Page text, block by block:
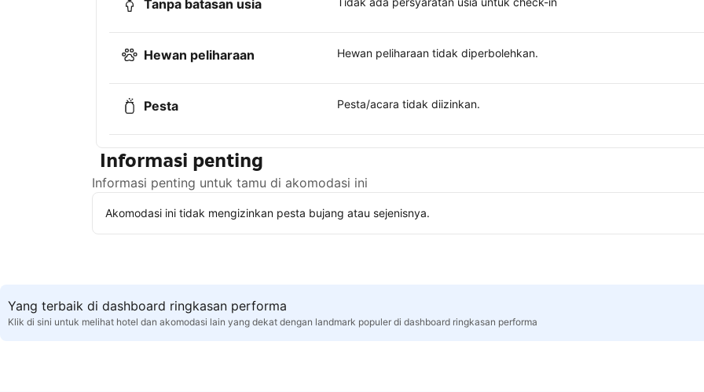
Tanpa batasan usia
Hewan peliharaan Hewan peliharaan tidak diperbolehkan.
Pesta Pesta/acara tidak diizinkan.
Informasi penting
Informasi penting untuk tamu di akomodasi ini
Akomodasi ini tidak mengizinkan pesta bujang atau sejenisnya.
Yang terbaik di dashboard ringkasan performa
Klik di sini untuk melihat hotel dan akomodasi lain yang dekat dengan landmark populer di dashboard ringkasan performa